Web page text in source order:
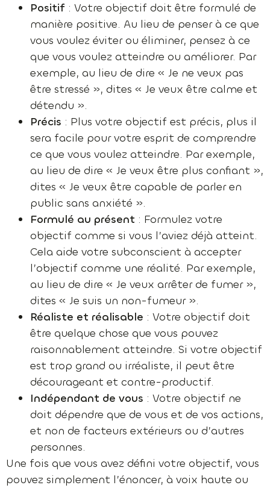
Positif : Votre objectif doit être formulé de
manière positive. Au lieu de penser à ce que
vous voulez éviter ou éliminer, pensez à ce
que vous voulez atteindre ou améliorer. Par
exemple, au lieu de dire « Je ne veux pas
être stressé », dites « Je veux être calme et
détendu ».
Précis : Plus votre objectif est précis, plus il
sera facile pour votre esprit de comprendre
ce que vous voulez atteindre. Par exemple,
au lieu de dire « Je veux être plus confiant »,
dites « Je veux être capable de parler en
public sans anxiété ».
Formulé au présent : Formulez votre
objectif comme si vous l’aviez déjà atteint.
Cela aide votre subconscient à accepter
l’objectif comme une réalité. Par exemple,
au lieu de dire « Je veux arrêter de fumer »,
dites « Je suis un non-fumeur ».
Réaliste et réalisable : Votre objectif doit
être quelque chose que vous pouvez
raisonnablement atteindre. Si votre objectif
est trop grand ou irréaliste, il peut être
décourageant et contre-productif.
Indépendant de vous : Votre objectif ne
doit dépendre que de vous et de vos actions,
et non de facteurs extérieurs ou d’autres
personnes.
Une fois que vous avez défini votre objectif, vous
pouvez simplement l’énoncer, à voix haute ou